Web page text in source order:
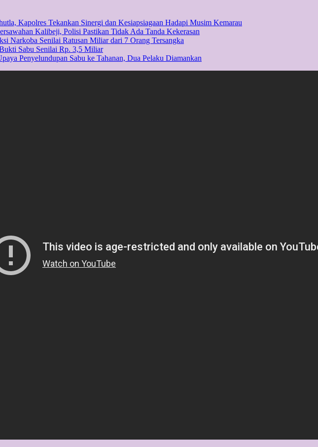
Kapolres Tekankan Sinergi dan Kesiapsiagaan Hadapi Musim Kemarau
Kalibeji, Polisi Pastikan Tidak Ada Tanda Kekerasan
Narkoba Senilai Ratusan Miliar dari 7 Orang Tersangka
Sabu Senilai Rp. 3,5 Miliar
Penyelundupan Sabu ke Tahanan, Dua Pelaku Diamankan